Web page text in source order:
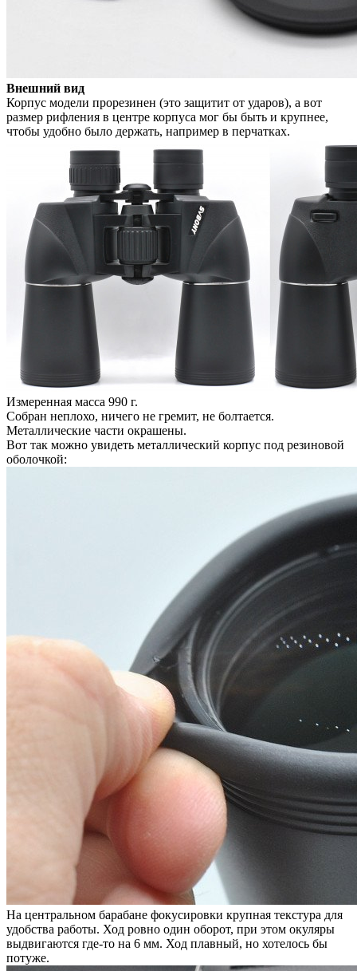
Внешний вид
Корпус модели прорезинен (это защитит от ударов), а вот
размер рифления в центре корпуса мог бы быть и крупнее,
чтобы удобно было держать, например в перчатках.
Измеренная масса 990 г.
Собран неплохо, ничего не гремит, не болтается.
Металлические части окрашены.
Вот так можно увидеть металлический корпус под резиновой
оболочкой:
На центральном барабане фокусировки крупная текстура для
удобства работы. Ход ровно один оборот, при этом окуляры
выдвигаются где-то на 6 мм. Ход плавный, но хотелось бы
потуже.